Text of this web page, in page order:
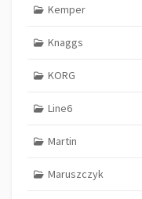
Kemper
Knaggs
KORG
Line6
Martin
Maruszczyk